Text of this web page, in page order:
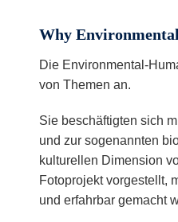
Why
Die Environmental-
von Themen an.
Sie beschäftigten sich
und zur sogenannten
kulturellen Dimension
Fotoprojekt vorgestellt,
und erfahrbar gemacht